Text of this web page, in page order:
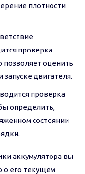
плотности
проверка
позволяет оценить
двигателя.
проверка
определить,
состоянии
аккумулятора вы
о его текущем